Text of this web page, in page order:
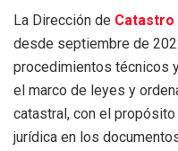
La Dirección de Catastro
desde septiembre de
procedimientos técnicos
el marco de leyes y
catastral, con el
jurídica en los